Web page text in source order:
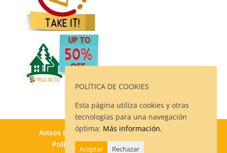
Avisos Legales
Política de Privacidad
Política de Cookies
Contacto
POLÍTICA DE COOKIES
Esta página utiliza cookies y otras
tecnologías para una navegación
óptima: Más información.
Aceptar Rechazar